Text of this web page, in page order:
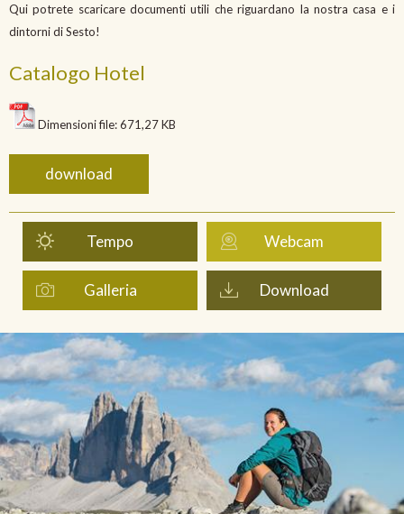
Qui potrete scaricare documenti utili che riguardano la nostra casa e i
dintorni di Sesto!
Catalogo Hotel
Dimensioni file: 671,27 KB
download
Tempo Webcam
Galleria Download